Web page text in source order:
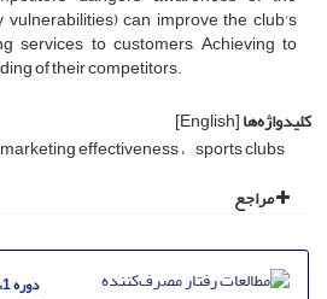
vulnerabilities) can improve the club's
services to customers, Achieving to
of their competitors.
کلیدواژه‌ها[English]
marketing effectiveness sports clubs
مراجع
دوره 1، شماره 1 - شماره پیاپی 1